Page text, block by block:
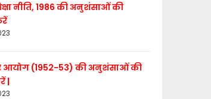
नीति, 1986 की अनुशंसाओं की
आयोग (1952-53) की अनुशंसाओं की
|